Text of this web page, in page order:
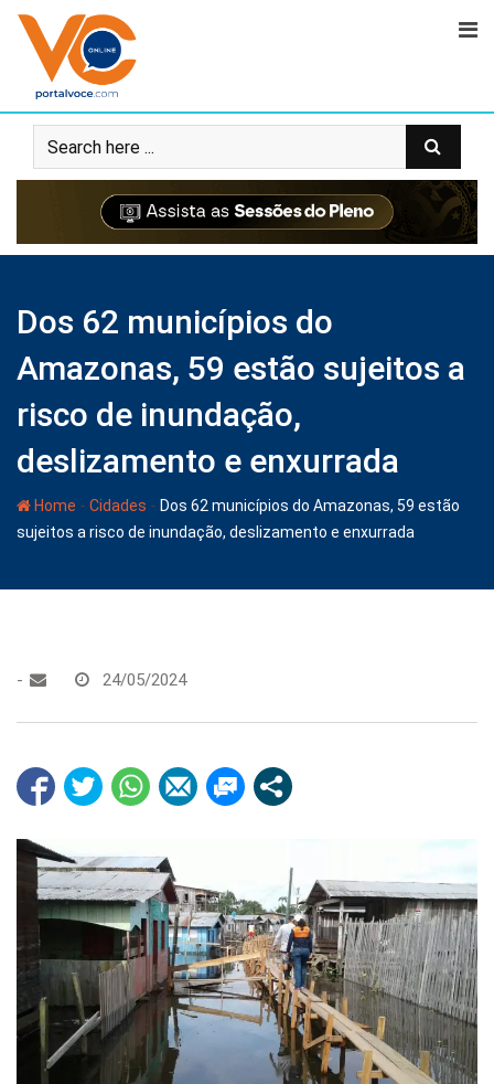
Dos 62 municípios do
Amazonas, 59 estão sujeitos a
risco de inundação,
deslizamento e enxurrada
Home - Cidades - Dos 62 municípios do Amazonas, 59 estão
sujeitos a risco de inundação, deslizamento e enxurrada
- 24/05/2024